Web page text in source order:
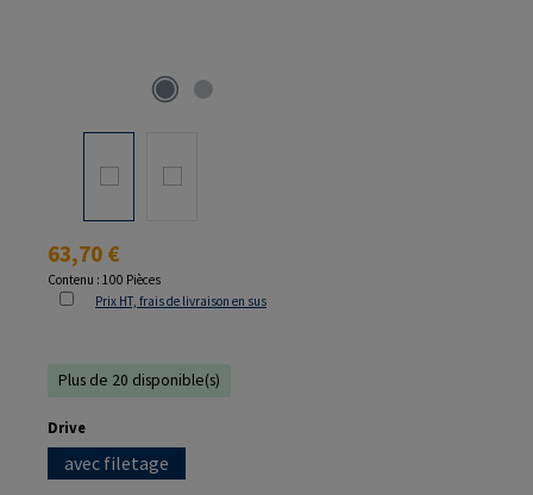
Prix régulier :
63,70 €
Contenu : 100 Pièces
Prix HT, frais de livraison en sus
Plus de 20 disponible(s)
Sélectionnez
Drive
avec filetage